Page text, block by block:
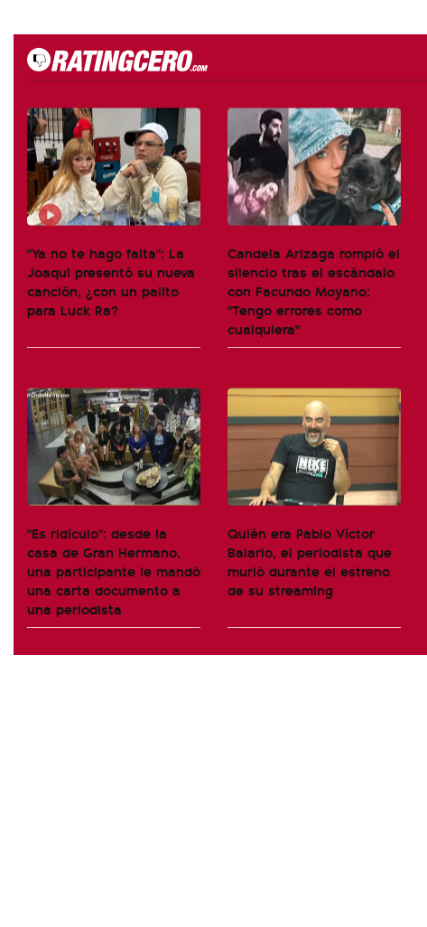
"Ya no te hago falta": La
Joaqui presentó su nueva
canción, ¿con un palito
para Luck Ra?
Candela Arizaga rompió el
silencio tras el escándalo
con Facundo Moyano:
"Tengo errores como
cualquiera"
"Es ridículo": desde la
casa de Gran Hermano,
una participante le mandó
una carta documento a
una periodista
Quién era Pablo Víctor
Balario, el periodista que
murió durante el estreno
de su streaming